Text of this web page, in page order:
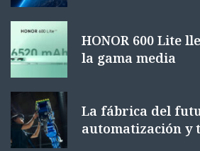
HONOR 600 Lite
la gama media
La fábrica del
automatización y